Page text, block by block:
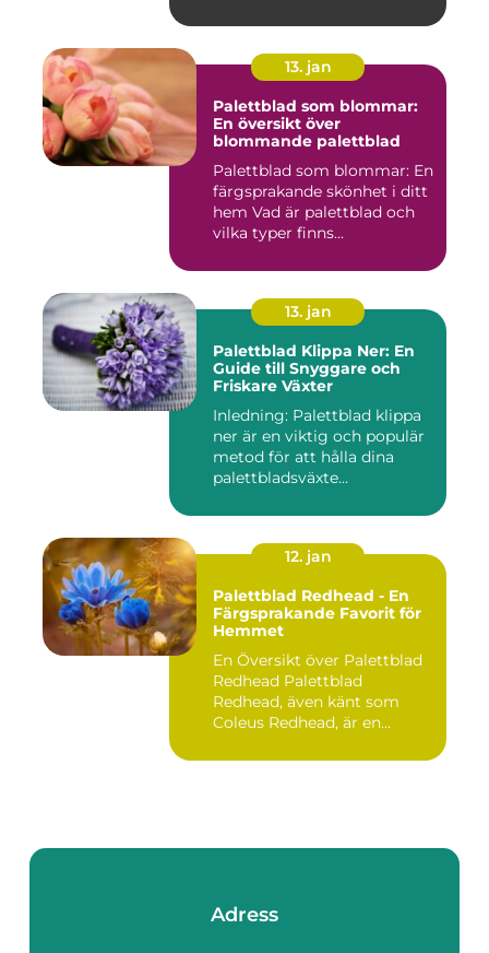
13. jan
Palettblad som blommar:
En översikt över
blommande palettblad
Palettblad som blommar: En
färgsprakande skönhet i ditt
hem Vad är palettblad och
vilka typer finns...
13. jan
Palettblad Klippa Ner: En
Guide till Snyggare och
Friskare Växter
Inledning: Palettblad klippa
ner är en viktig och populär
metod för att hålla dina
palettbladsväxte...
12. jan
Palettblad Redhead - En
Färgsprakande Favorit för
Hemmet
En Översikt över Palettblad
Redhead Palettblad
Redhead, även känt som
Coleus Redhead, är en
Adress